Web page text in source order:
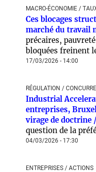
MACRO-ÉCONOMIE /
Ces blocages
marché du travail
précaires,
bloquées freinent
17/03/2026 - 14:00
RÉGULATION /
Industrial
entreprises,
virage de doctrine /
question de la
04/03/2026 - 17:30
ENTREPRISES / ACTIONS